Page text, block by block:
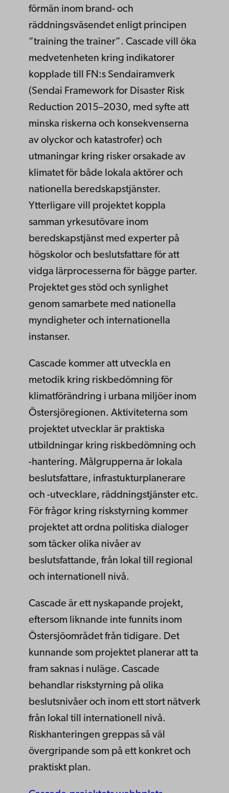
förmän inom brand- och
räddningsväsendet enligt principen
”training the trainer”. Cascade vill öka
medvetenheten kring indikatorer
kopplade till FN:s Sendairamverk
(Sendai Framework for Disaster Risk
Reduction 2015–2030, med syfte att
minska riskerna och konsekvenserna
av olyckor och katastrofer) och
utmaningar kring risker orsakade av
klimatet för både lokala aktörer och
nationella beredskapstjänster.
Ytterligare vill projektet koppla
samman yrkesutövare inom
beredskapstjänst med experter på
högskolor och beslutsfattare för att
vidga lärprocesserna för bägge parter.
Projektet ges stöd och synlighet
genom samarbete med nationella
myndigheter och internationella
instanser.
Cascade kommer att utveckla en
metodik kring riskbedömning för
klimatförändring i urbana miljöer inom
Östersjöregionen. Aktiviteterna som
projektet utvecklar är praktiska
utbildningar kring riskbedömning och
-hantering. Målgrupperna är lokala
beslutsfattare, infrastukturplanerare
och -utvecklare, räddningstjänster etc.
För frågor kring riskstyrning kommer
projektet att ordna politiska dialoger
som täcker olika nivåer av
beslutsfattande, från lokal till regional
och internationell nivå.
Cascade är ett nyskapande projekt,
eftersom liknande inte funnits inom
Östersjöområdet från tidigare. Det
kunnande som projektet planerar att ta
fram saknas i nuläge. Cascade
behandlar riskstyrning på olika
beslutsnivåer och inom ett stort nätverk
från lokal till internationell nivå.
Riskhanteringen greppas så väl
övergripande som på ett konkret och
praktiskt plan.